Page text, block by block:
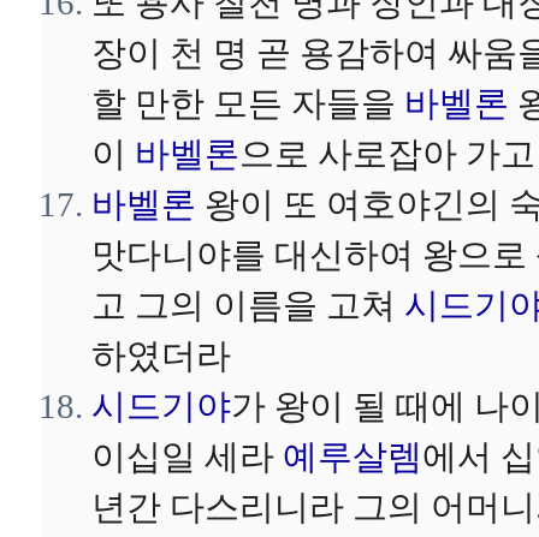
장이 천 명 곧 용감하여 싸움
할 만한 모든 자들을 바벨론
이 바벨론으로 사로잡아 가고
바벨론 왕이 또 여호야긴의
맛다니야를 대신하여 왕으로
고 그의 이름을 고쳐 시드기
하였더라
시드기야가 왕이 될 때에 나
이십일 세라 예루살렘에서
년간 다스리니라 그의 어머